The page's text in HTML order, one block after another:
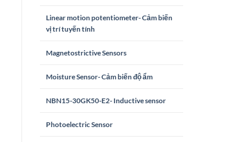
Linear motion potentiometer- Cảm biến
vị trí tuyến tính
Magnetostrictive Sensors
Moisture Sensor- Cảm biến độ ẩm
NBN15-30GK50-E2- Inductive sensor
Photoelectric Sensor